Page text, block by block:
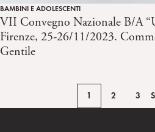
BAMBINI E ADOLESCENTI
VII Convegno Nazionale B/A
Firenze, 25-26/11/2023.
Gentile
1 2 3